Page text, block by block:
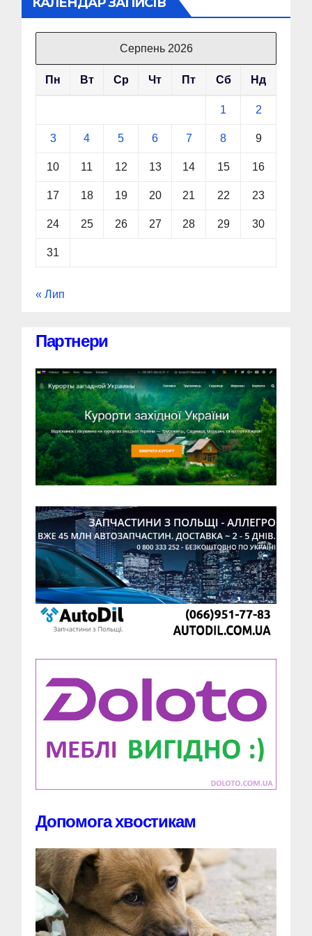
Серпень 2026
Пн Вт Ср Чт Пт Сб Нд
1 2
3 4 5 6 7 8 9
10 11 12 13 14 15 16
17 18 19 20 21 22 23
24 25 26 27 28 29 30
31
« Лип
Партнери
Допомога хвостикам